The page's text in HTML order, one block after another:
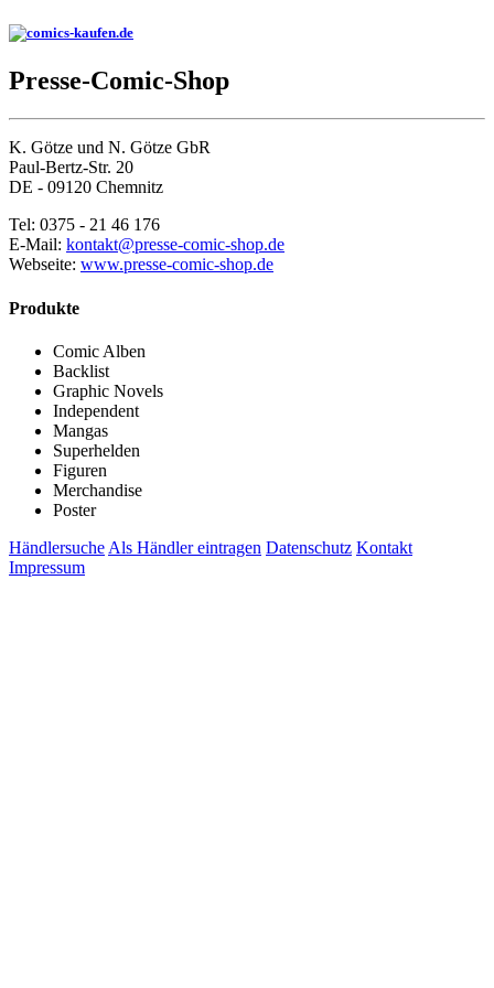
Presse-Comic-Shop
K. Götze und N. Götze GbR
Paul-Bertz-Str. 20
DE - 09120 Chemnitz
Tel: 0375 - 21 46 176
E-Mail: kontakt@presse-comic-shop.de
Webseite: www.presse-comic-shop.de
Produkte
Comic Alben
Backlist
Graphic Novels
Independent
Mangas
Superhelden
Figuren
Merchandise
Poster
Händlersuche Als Händler eintragen Datenschutz Kontakt
Impressum